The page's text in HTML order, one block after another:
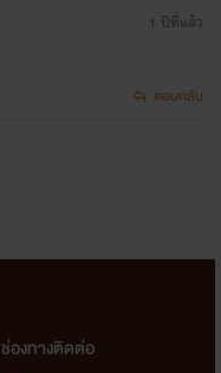
1 ปีที่แล้ว
ตอบกลับ
ช่องทางติดต่อ